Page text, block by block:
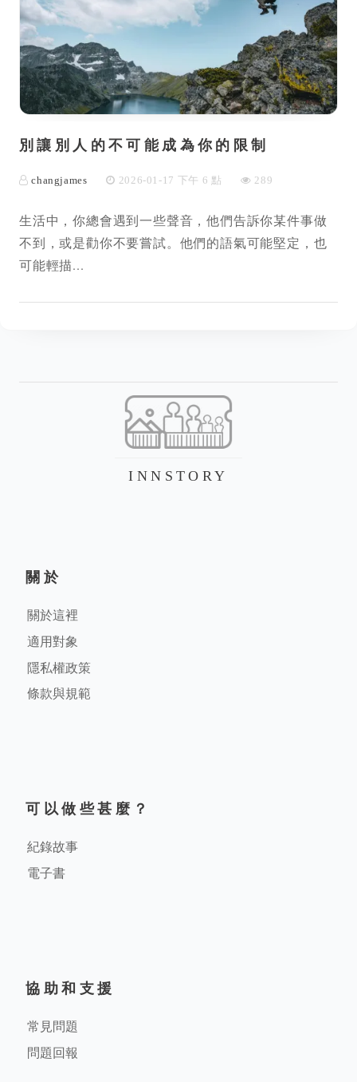
別讓別人的不可能成為你的限制
changjames 2026-01-17 下午 6 點 289
生活中，你總會遇到一些聲音，他們告訴你某件事做
不到，或是勸你不要嘗試。他們的語氣可能堅定，也
可能輕描...
INNSTORY
關於
關於這裡
適用對象
隱私權政策
條款與規範
可以做些甚麼？
紀錄故事
電子書
協助和支援
常見問題
問題回報